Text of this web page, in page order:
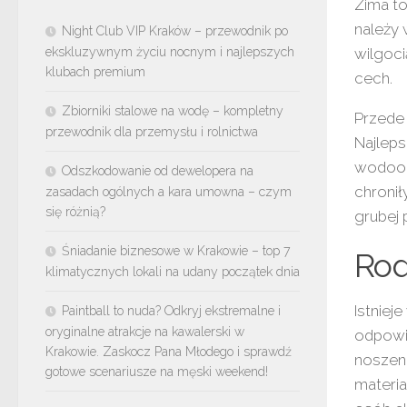
Zima
należy
cech.
grubej
Night Club VIP Kraków – przewodnik po
ekskluzywnym życiu nocnym i najlepszych
klubach premium
Zbiorniki stalowe na wodę – kompletny
przewodnik dla przemysłu i rolnictwa
Odszkodowanie od dewelopera na
zasadach ogólnych a kara umowna – czym
się różnią?
Śniadanie biznesowe w Krakowie – top 7
klimatycznych lokali na udany początek dnia
Paintball to nuda? Odkryj ekstremalne i
oryginalne atrakcje na kawalerski w
Krakowie. Zaskocz Pana Młodego i sprawdź
gotowe scenariusze na męski weekend!